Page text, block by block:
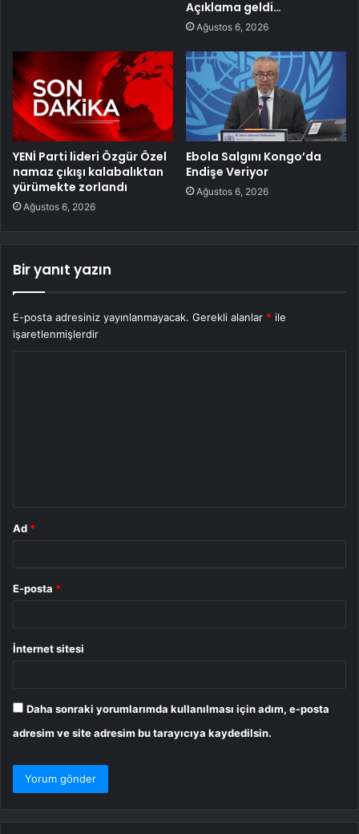
Açıklama geldi…
Ağustos 6, 2026
YENİ Parti lideri Özgür Özel
namaz çıkışı kalabalıktan
yürümekte zorlandı
Ağustos 6, 2026
Ebola Salgını Kongo’da
Endişe Veriyor
Ağustos 6, 2026
Bir yanıt yazın
E-posta adresiniz yayınlanmayacak. Gerekli alanlar * ile
işaretlenmişlerdir
Ad *
E-posta *
İnternet sitesi
Daha sonraki yorumlarımda kullanılması için adım, e-posta
adresim ve site adresim bu tarayıcıya kaydedilsin.